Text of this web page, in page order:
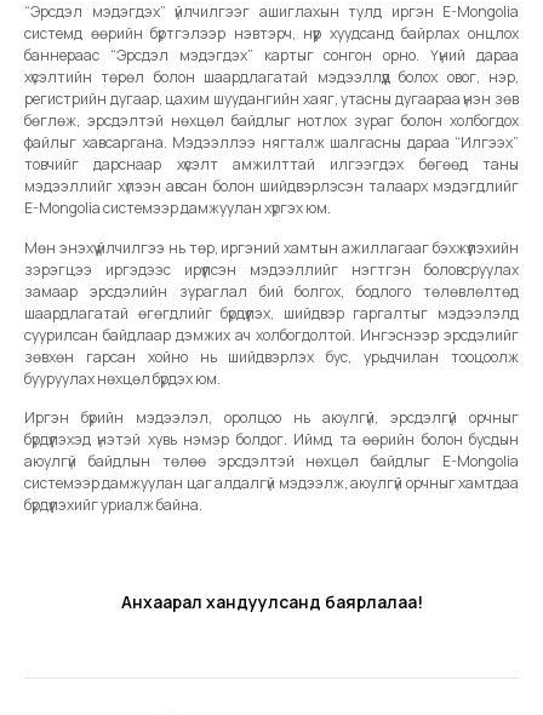
“Эрсдэл мэдэгдэх” үйлчилгээг ашиглахын тулд иргэн E-Mongolia
системд өөрийн бүртгэлээр нэвтэрч, нүүр хуудсанд байрлах онцлох
баннераас “Эрсдэл мэдэгдэх” картыг сонгон орно. Үүний дараа
хүсэлтийн төрөл болон шаардлагатай мэдээллүүд болох овог, нэр,
регистрийн дугаар, цахим шуудангийн хаяг, утасны дугаараа үнэн зөв
бөглөж, эрсдэлтэй нөхцөл байдлыг нотлох зураг болон холбогдох
файлыг хавсаргана. Мэдээллээ нягталж шалгасны дараа “Илгээх”
товчийг дарснаар хүсэлт амжилттай илгээгдэх бөгөөд таны
мэдээллийг хүлээн авсан болон шийдвэрлэсэн талаарх мэдэгдлийг
E-Mongolia системээр дамжуулан хүргэх юм.
Мөн энэхүү үйлчилгээ нь төр, иргэний хамтын ажиллагааг бэхжүүлэхийн
зэрэгцээ иргэдээс ирүүлсэн мэдээллийг нэгтгэн боловсруулах
замаар эрсдэлийн зураглал бий болгох, бодлого төлөвлөлтөд
шаардлагатай өгөгдлийг бүрдүүлэх, шийдвэр гаргалтыг мэдээлэлд
суурилсан байдлаар дэмжих ач холбогдолтой. Ингэснээр эрсдэлийг
зөвхөн гарсан хойно нь шийдвэрлэх бус, урьдчилан тооцоолж
бууруулах нөхцөл бүрдэх юм.
Иргэн бүрийн мэдээлэл, оролцоо нь аюулгүй, эрсдэлгүй орчныг
бүрдүүлэхэд үнэтэй хувь нэмэр болдог. Иймд та өөрийн болон бусдын
аюулгүй байдлын төлөө эрсдэлтэй нөхцөл байдлыг E-Mongolia
системээр дамжуулан цаг алдалгүй мэдээлж, аюулгүй орчныг хамтдаа
бүрдүүлэхийг уриалж байна.
Анхаарал хандуулсанд баярлалаа!